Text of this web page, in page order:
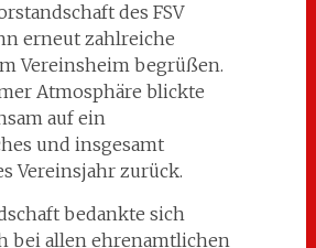
des FSV
erneut zahlreiche
Vereinsheim begrüßen.
Atmosphäre blickte
auf ein
und insgesamt
Vereinsjahr zurück.
bedankte sich
bei allen ehrenamtlichen